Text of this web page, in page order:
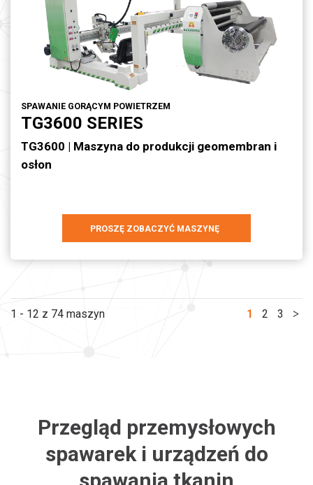
SPAWANIE GORĄCYM POWIETRZEM
TG3600 SERIES
TG3600 | Maszyna do produkcji geomembran i
osłon
PROSZĘ ZOBACZYĆ MASZYNĘ
1 - 12 z 74 maszyn 1 2 3
Przegląd przemysłowych
spawarek i urządzeń do